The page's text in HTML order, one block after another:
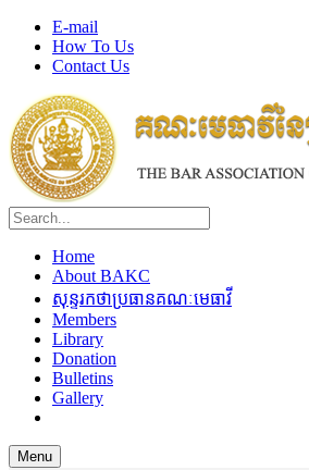
E-mail
How To Us
Contact Us
Home
About BAKC
សុន្ទរកថាប្រធានគណៈមេធាវី
Members
Library
Donation
Bulletins
Gallery
Menu